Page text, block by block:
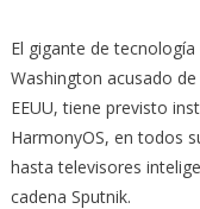
El gigante de
Washington acusado
EEUU, tiene previsto
HarmonyOS, en todos
hasta televisores
cadena Sputnik.